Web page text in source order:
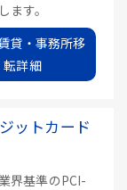
します。
貸・事務所移
転詳細
ットカード
界基準のPCI-